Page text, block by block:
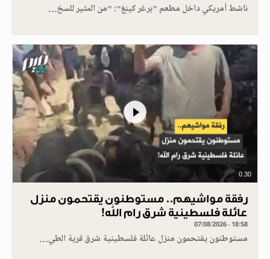
ناشط أمريكي داخل مطعم "برغر كينغ": "من المثير للسخ…
0.30
رفقة مواشيهم.. مستوطنون يقتحمون منزل
عائلة فلسطينية شرق رام الله!
07/08/2026 - 18:58
مستوطنون يقتحمون منزل عائلة فلسطينية شرق قرية الطي…